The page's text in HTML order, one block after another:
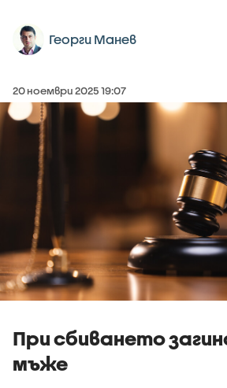
Георги Манев
20 ноември 2025 19:07
При сбиването
мъже